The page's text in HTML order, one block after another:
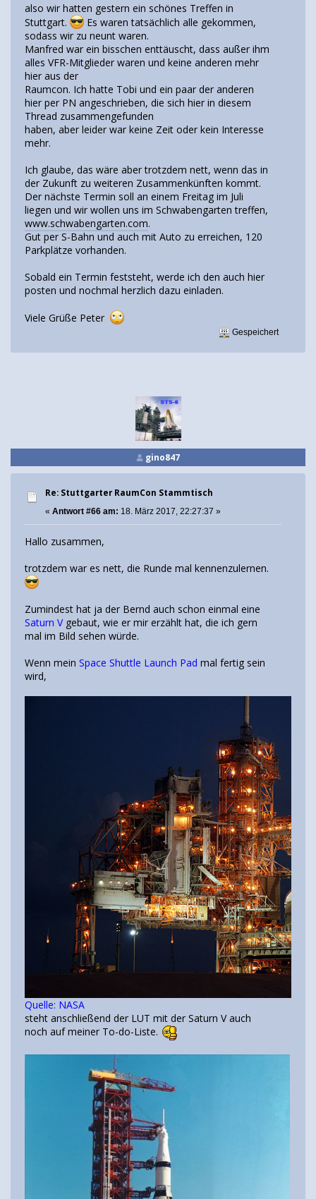
also wir hatten gestern ein schönes Treffen in
Stuttgart.
Es waren tatsächlich alle gekommen,
sodass wir zu neunt waren.
Manfred war ein bisschen enttäuscht, dass außer ihm
alles VFR-Mitglieder waren und keine anderen mehr
hier aus der
Raumcon. Ich hatte Tobi und ein paar der anderen
hier per PN angeschrieben, die sich hier in diesem
Thread zusammengefunden
haben, aber leider war keine Zeit oder kein Interesse
mehr.
Ich glaube, das wäre aber trotzdem nett, wenn das in
der Zukunft zu weiteren Zusammenkünften kommt.
Der nächste Termin soll an einem Freitag im Juli
liegen und wir wollen uns im Schwabengarten treffen,
www.schwabengarten.com.
Gut per S-Bahn und auch mit Auto zu erreichen, 120
Parkplätze vorhanden.
Sobald ein Termin feststeht, werde ich den auch hier
posten und nochmal herzlich dazu einladen.
Viele Grüße Peter
Gespeichert
gino847
Re: Stuttgarter RaumCon Stammtisch
« Antwort #66 am: 18. März 2017, 22:27:37 »
Hallo zusammen,
trotzdem war es nett, die Runde mal kennenzulernen.
Zumindest hat ja der Bernd auch schon einmal eine
Saturn Vgebaut, wie er mir erzählt hat, die ich gern
mal im Bild sehen würde.
Wenn mein Space Shuttle Launch Pad mal fertig sein
wird,
Quelle: NASA
steht anschließend der LUT mit der Saturn V auch
noch auf meiner To-do-Liste.